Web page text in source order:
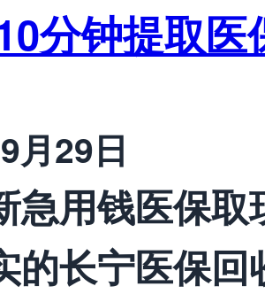
分钟提取医
月29日
急用钱医保
的长宁医保